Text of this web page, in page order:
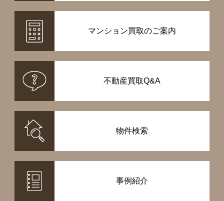
マンション買取のご案内
不動産買取Q&A
物件検索
事例紹介